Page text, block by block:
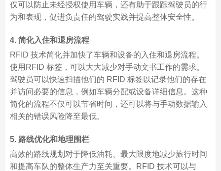
仅可以防止未经授权使用车辆，还有助于跟踪驾驶员的行
为和表现，促进负责任的驾驶实践并提高整体安全性。
4. 简化入住和退房流程
RFID 技术简化并加快了车辆和设备的入住和退房流程。
使用RFID 标签，可以大大减少对手动文书工作的需求。
驾驶员可以快速扫描他们的 RFID 标签以记录他们的存在
并访问必要的信息，例如车辆分配或设备详细信息。这种
简化的流程不仅可以节省时间，还可以将与手动数据输入
相关的错误风险降至最低。
5. 路线优化和地理围栏
高效的路线规划对于降低油耗、最大限度地减少旅行时间
和提高车队的整体生产力至关重要。RFID 技术可以与